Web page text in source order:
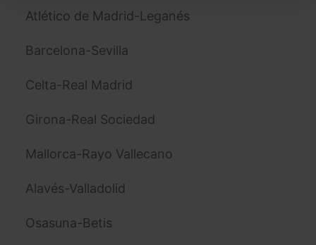
Atlético de Madrid-Leganés
Barcelona-Sevilla
Celta-Real Madrid
Girona-Real Sociedad
Mallorca-Rayo Vallecano
Alavés-Valladolid
Osasuna-Betis